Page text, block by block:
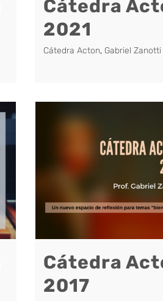
Cátedra
2021
Cátedra Acton, Gabriel Zanotti
Cátedra
2017